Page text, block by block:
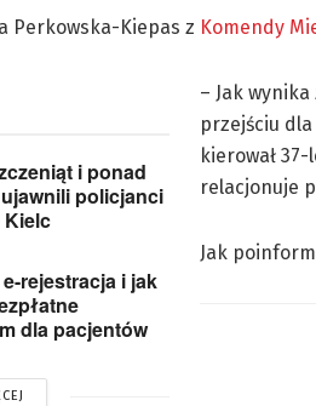
Perkowska-Kiepas z Komendy
i ponad
policjanci
Kielc
rejestracja i jak
dla pacjentów
– Jak
przejściu
kierował
relacjonuje
Jak